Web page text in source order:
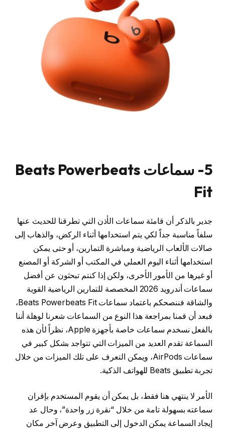
5- سماعات Beats Powerbeats
Fit
جدير بالذكر أن قامئة سماعات الأذن التي تطرقنا للحديث عنها
سلفاً مناسبة جداًَ لكي يتم استخدامها أثناء الركض، والذهاب إلى
صالات الألعاب الرياضية ومباشرة التمارين، أو حتى يمكن
استخدامها أثناء اليوم العملي في المكتب أو الشركة أو المصنع
أو غيرها من الأمور الأخرى، ولكن إذا كنتم تبحثون عن أفضل
سماعات أندرويد 2026 المخصصة للتمارين الرياضية القوية
والشاقة فننصحكم باعتماد سماعات Beats Powerbeats Fit،
فبعد أن قمنا بمراجعة هذا النوع من السماعات شعرنا لوهلة أننا
بالفعل نسخدم سماعات خاصة بأجهزة Apple، نظراً لأن هذه
السماعة تقدم العديد من الميزات التي تتواجد بشكل كبير في
سماعات AirPods، ويمكن التعرف على تلك الميزات من خلال
تجربة تطبيق Beats للهواتف الذكية.
الأمر لا ينتهي هنا فقط، بل يمكن أن يقوم المستخدم بإقران
سماعته بسهولة تامة من خلال “نقرة زر واحدة”، وحال عد
إيجاد السماعة يمكن الدخول إلى التطبيق وعرض آخر مكان